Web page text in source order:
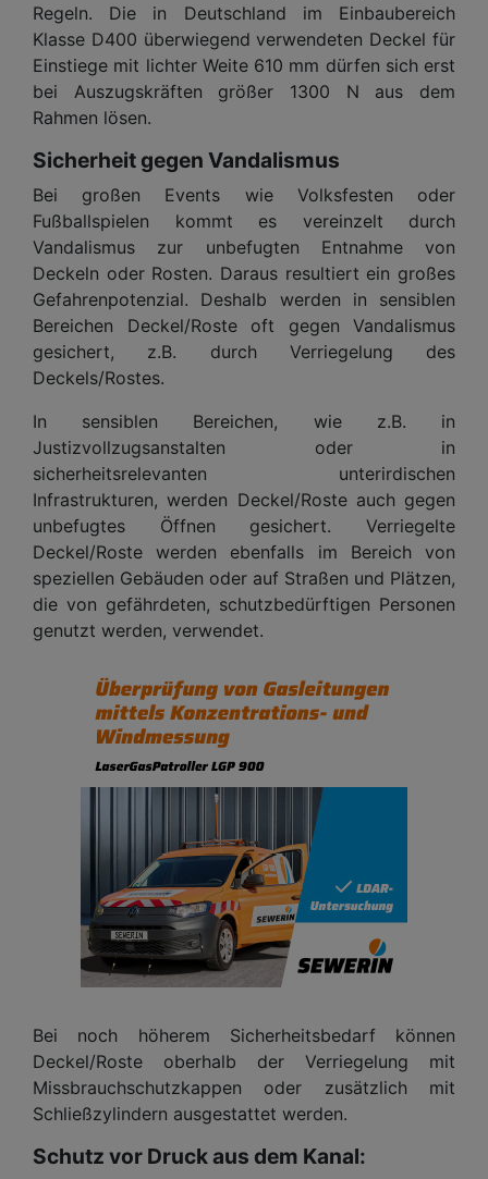
Regeln. Die in Deutschland im Einbaubereich
Klasse D400 überwiegend verwendeten Deckel für
Einstiege mit lichter Weite 610 mm dürfen sich erst
bei Auszugskräften größer 1300 N aus dem
Rahmen lösen.
Sicherheit gegen Vandalismus
Bei großen Events wie Volksfesten oder
Fußballspielen kommt es vereinzelt durch
Vandalismus zur unbefugten Entnahme von
Deckeln oder Rosten. Daraus resultiert ein großes
Gefahrenpotenzial. Deshalb werden in sensiblen
Bereichen Deckel/Roste oft gegen Vandalismus
gesichert, z.B. durch Verriegelung des
Deckels/Rostes.
In sensiblen Bereichen, wie z.B. in
Justizvollzugsanstalten oder in
sicherheitsrelevanten unterirdischen
Infrastrukturen, werden Deckel/Roste auch gegen
unbefugtes Öffnen gesichert. Verriegelte
Deckel/Roste werden ebenfalls im Bereich von
speziellen Gebäuden oder auf Straßen und Plätzen,
die von gefährdeten, schutzbedürftigen Personen
genutzt werden, verwendet.
Bei noch höherem Sicherheitsbedarf können
Deckel/Roste oberhalb der Verriegelung mit
Missbrauchschutzkappen oder zusätzlich mit
Schließzylindern ausgestattet werden.
Schutz vor Druck aus dem Kanal: